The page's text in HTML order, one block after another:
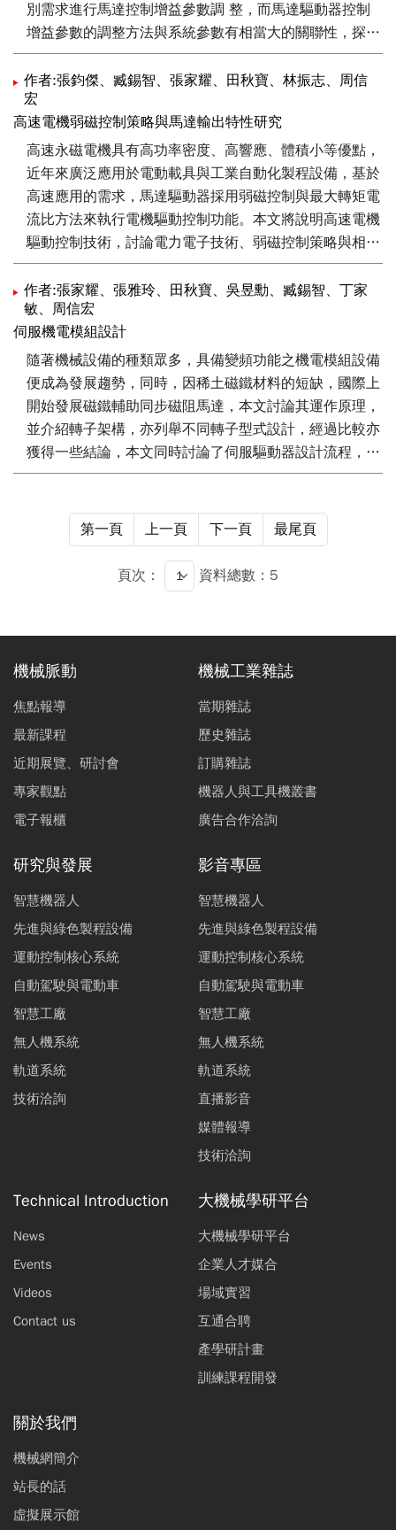
別需求進行馬達控制增益參數調 整，而馬達驅動器控制
增益參數的調整方法與系統參數有相當大的關聯性，探討
傳統自動控制方法中的 頻域設計，與時域設計的計算方
法，討論不同控制架構的差異與優缺點，最後說明演化式
的最佳化方法， 包括單目標與多目標最佳化問題討論，
可應用到不同的產業與處理多變工作狀況，滿足各種工程
問題。
作者:張鈞傑、臧錫智、張家耀、田秋寶、林振志、周信
宏
高速電機弱磁控制策略與馬達輸出特性研究
高速永磁電機具有高功率密度、高響應、體積小等優點，
近年來廣泛應用於電動載具與工業自動化製程設備，基於
高速應用的需求，馬達驅動器採用弱磁控制與最大轉矩電
流比方法來執行電機驅動控制功能。本文將說明高速電機
驅動控制技術，討論電力電子技術、弱磁控制策略與相關
馬達輸出特性。
作者:張家耀、張雅玲、田秋寶、吳昱勳、臧錫智、丁家
敏、周信宏
伺服機電模組設計
隨著機械設備的種類眾多，具備變頻功能之機電模組設備
便成為發展趨勢，同時，因稀土磁鐵材料的短缺，國際上
開始發展磁鐵輔助同步磁阻馬達，本文討論其運作原理，
並介紹轉子架構，亦列舉不同轉子型式設計，經過比較亦
獲得一些結論，本文同時討論了伺服驅動器設計流程，分
別論述了功率級設計需注意相關項目，從功率開關元件之
達控制迴路相關重點，能夠提供業者未來開發相關伺服機
電模組的依據。
第一頁 上一頁 下一頁 最尾頁
頁次： 資料總數：5
機械脈動
焦點報導
最新課程
近期展覽、研討會
專家觀點
電子報櫃
機械工業雜誌
當期雜誌
歷史雜誌
訂購雜誌
機器人與工具機叢書
廣告合作洽詢
研究與發展
智慧機器人
先進與綠色製程設備
運動控制核心系統
自動駕駛與電動車
智慧工廠
無人機系統
軌道系統
技術洽詢
影音專區
智慧機器人
先進與綠色製程設備
運動控制核心系統
自動駕駛與電動車
智慧工廠
無人機系統
軌道系統
直播影音
媒體報導
技術洽詢
Technical Introduction
News
Events
Videos
Contact us
大機械學研平台
大機械學研平台
企業人才媒合
場域實習
互通合聘
產學研計畫
訓練課程開發
關於我們
機械網簡介
站長的話
虛擬展示館